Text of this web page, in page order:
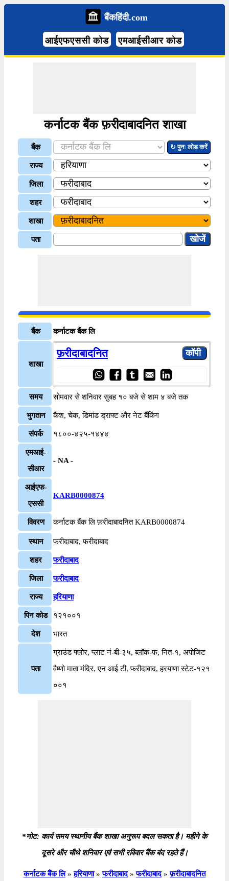
बैंकहिंदी.com
आईएफएससी कोड एमआईसीआर कोड
कर्नाटक बैंक फ़रीदाबादनित शाखा
बैंक ↻ पुनः लोड करें
राज्य
जिला
शहर
शाखा
पता
बैंक कर्नाटक बैंक लि
शाखा
फ़रीदाबादनित
समय सोमवार से शनिवार सुबह १० बजे से शाम ४ बजे तक
भुगतान कैश, चेक, डिमांड ड्राफ्ट और नेट बैंकिंग
संपर्क १८००-४२५-१४४४
एमआई-
सीआर
- NA -
आईएफ-
एससी
KARB0000874
विवरण कर्नाटक बैंक लि फ़रीदाबादनित KARB0000874
स्थान फरीदाबाद, फरीदाबाद
शहर फरीदाबाद
जिला फरीदाबाद
राज्य हरियाणा
पिन कोड १२१००१
देश भारत
पता
ग्राउंड फ्लोर, प्लाट नं-बी-३५, ब्लॉक-फ, नित-१, अपोजिट
वैष्णो माता मंदिर, एन आई टी, फरीदाबाद, हरयाणा स्टेट-१२१
००१
*नोट: कार्य समय स्थानीय बैंक शाखा अनुरूप बदल सकता है। महीने के
दूसरे और चौथे शनिवार एवं सभी रविवार बैंक बंद रहते हैं।
कर्नाटक बैंक लि » हरियाणा » फरीदाबाद » फरीदाबाद » फ़रीदाबादनित